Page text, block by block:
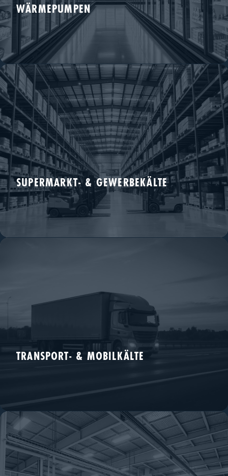
WÄRMEPUMPEN
R290- und R744-ready. Vom Monoblock bis zur Großwärmepumpe.
SUPERMARKT- & GEWERBEKÄLTE
Transkritische CO₂-Architekturen und Plug-in-Möbel.
TRANSPORT- & MOBILKÄLTE